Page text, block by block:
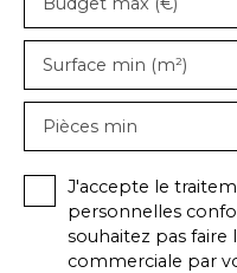
Surface min (m²)
Pièces min
J'accepte le
personnelles
souhaitez pas
commerciale par